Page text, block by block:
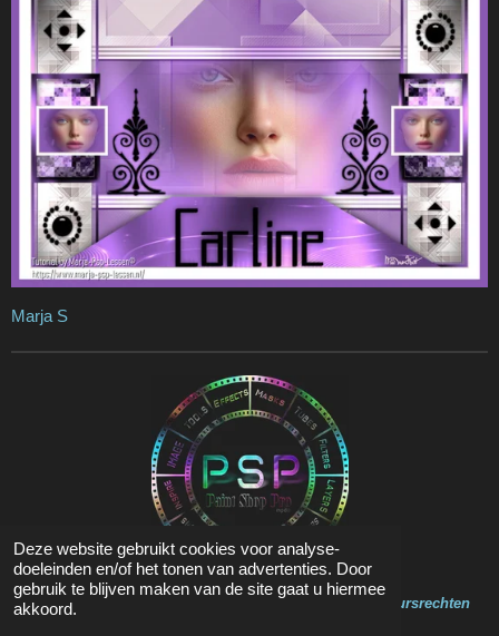
Deze website gebruikt cookies voor analyse-
doeleinden en/of het tonen van advertenties. Door
gebruik te blijven maken van de site gaat u hiermee
akkoord.
Marja S
Op de inhoud van deze website zit Copyright en Auteursrechten